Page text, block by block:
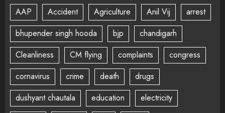
AAP Accident Agriculture Anil Vij
arrest
bhupender singh hooda
bjp
chandigarh
Cleanliness
CM flying complaints
congress
cornavirus
crime death
drugs
dushyant chautala
education
electricity